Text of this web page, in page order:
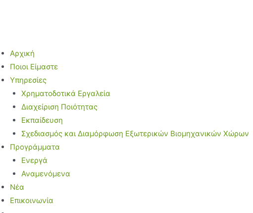
Αρχική
Ποιοι Είμαστε
Υπηρεσίες
Χρηματοδοτικά Εργαλεία
Διαχείριση Ποιότητας
Εκπαίδευση
Σχεδιασμός και Διαμόρφωση Εξωτερικών Βιομηχανικών Χώρων
Προγράμματα
Ενεργά
Αναμενόμενα
Νέα
Επικοινωνία